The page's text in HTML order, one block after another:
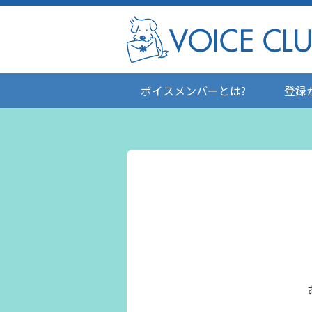
ボイスメンバーとは? 登録